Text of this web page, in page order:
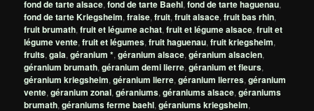
fond de tarte alsace,fond de tarte Baehl,fond de tarte haguenau,
fond de tarte Kriegsheim,fraise,fruit,fruit alsace,fruit bas rhin,
fruit brumath,fruit et légume achat,fruit et légume alsace,fruit et
légume vente,fruit et légumes,fruit haguenau,fruit kriegsheim,
fruits,gala,géranium *,géranium alsace,géranium alsacien,
géranium brumath,géranium demi lierre,géranium et fleurs,
géranium kriegsheim,géranium lierre,géranium lierres,géranium
vente,géranium zonal,géraniums,géraniums alsace,géraniums
brumath,géraniums ferme baehl,géraniums kriegsheim,